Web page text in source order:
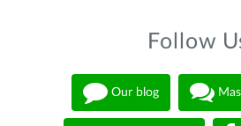
Follow
Our blog